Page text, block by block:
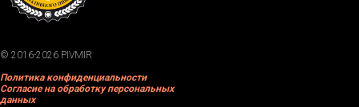
© 2016-2026 PIVMIR
Политика конфиденциальности
Согласие на обработку персональных
данных